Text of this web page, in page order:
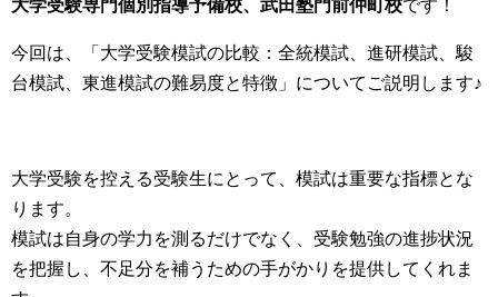
大学受験専門個別指導予備校、武田塾門前仲町校です！
今回は、「大学受験模試の比較：全統模試、進研模試、駿
台模試、東進模試の難易度と特徴」についてご説明します♪
大学受験を控える受験生にとって、模試は重要な指標とな
ります。
模試は自身の学力を測るだけでなく、受験勉強の進捗状況
を把握し、不足分を補うための手がかりを提供してくれま